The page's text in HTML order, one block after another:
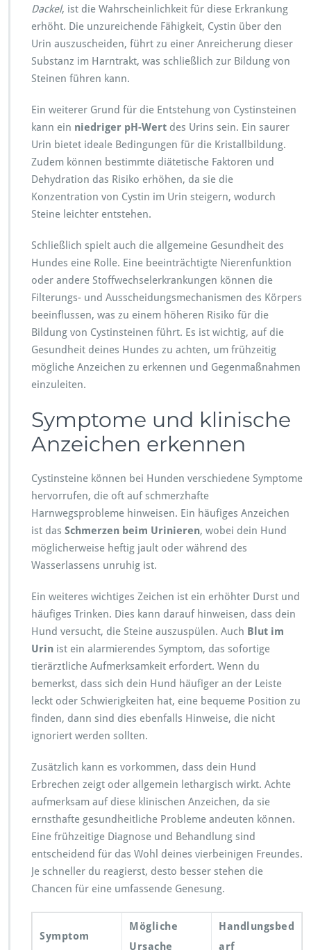
i
H
u
n
Dackel, ist die Wahrscheinlichkeit für diese Erkrankung
erhöht. Die unzureichende Fähigkeit, Cystin über den
Urin auszuscheiden, führt zu einer Anreicherung dieser
Substanz im Harntrakt, was schließlich zur Bildung von
Steinen führen kann.
Ein weiterer Grund für die Entstehung von Cystinsteinen
kann ein niedriger pH-Wert des Urins sein. Ein saurer
Urin bietet ideale Bedingungen für die Kristallbildung.
Zudem können bestimmte diätetische Faktoren und
Dehydration das Risiko erhöhen, da sie die
Konzentration von Cystin im Urin steigern, wodurch
Steine leichter entstehen.
Schließlich spielt auch die allgemeine Gesundheit des
Hundes eine Rolle. Eine beeinträchtigte Nierenfunktion
oder andere Stoffwechselerkrankungen können die
Filterungs- und Ausscheidungsmechanismen des Körpers
beeinflussen, was zu einem höheren Risiko für die
Bildung von Cystinsteinen führt. Es ist wichtig, auf die
Gesundheit deines Hundes zu achten, um frühzeitig
mögliche Anzeichen zu erkennen und Gegenmaßnahmen
einzuleiten.
Symptome und klinische
Anzeichen erkennen
Cystinsteine können bei Hunden verschiedene Symptome
hervorrufen, die oft auf schmerzhafte
Harnwegsprobleme hinweisen. Ein häufiges Anzeichen
ist das Schmerzen beim Urinieren, wobei dein Hund
möglicherweise heftig jault oder während des
Wasserlassens unruhig ist.
Ein weiteres wichtiges Zeichen ist ein erhöhter Durst und
häufiges Trinken. Dies kann darauf hinweisen, dass dein
Hund versucht, die Steine auszuspülen. Auch Blut im
Urin ist ein alarmierendes Symptom, das sofortige
tierärztliche Aufmerksamkeit erfordert. Wenn du
bemerkst, dass sich dein Hund häufiger an der Leiste
leckt oder Schwierigkeiten hat, eine bequeme Position zu
finden, dann sind dies ebenfalls Hinweise, die nicht
ignoriert werden sollten.
Zusätzlich kann es vorkommen, dass dein Hund
Erbrechen zeigt oder allgemein lethargisch wirkt. Achte
aufmerksam auf diese klinischen Anzeichen, da sie
ernsthafte gesundheitliche Probleme andeuten können.
Eine frühzeitige Diagnose und Behandlung sind
entscheidend für das Wohl deines vierbeinigen Freundes.
Je schneller du reagierst, desto besser stehen die
Chancen für eine umfassende Genesung.
Symptom
Mögliche
Ursache
Handlungsbed
arf